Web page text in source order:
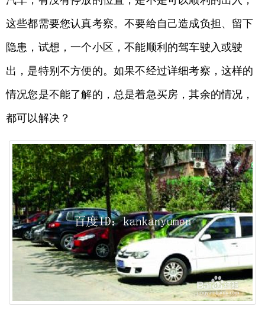
这些都需要您认真考察。不要给自己造成负担、留下
隐患，试想，一个小区，不能顺利的驾车驶入或驶
出，是特别不方便的。如果不经过详细考察，这样的
情况您是不能了解的，总是着急买房，其余的情况，
都可以解决？